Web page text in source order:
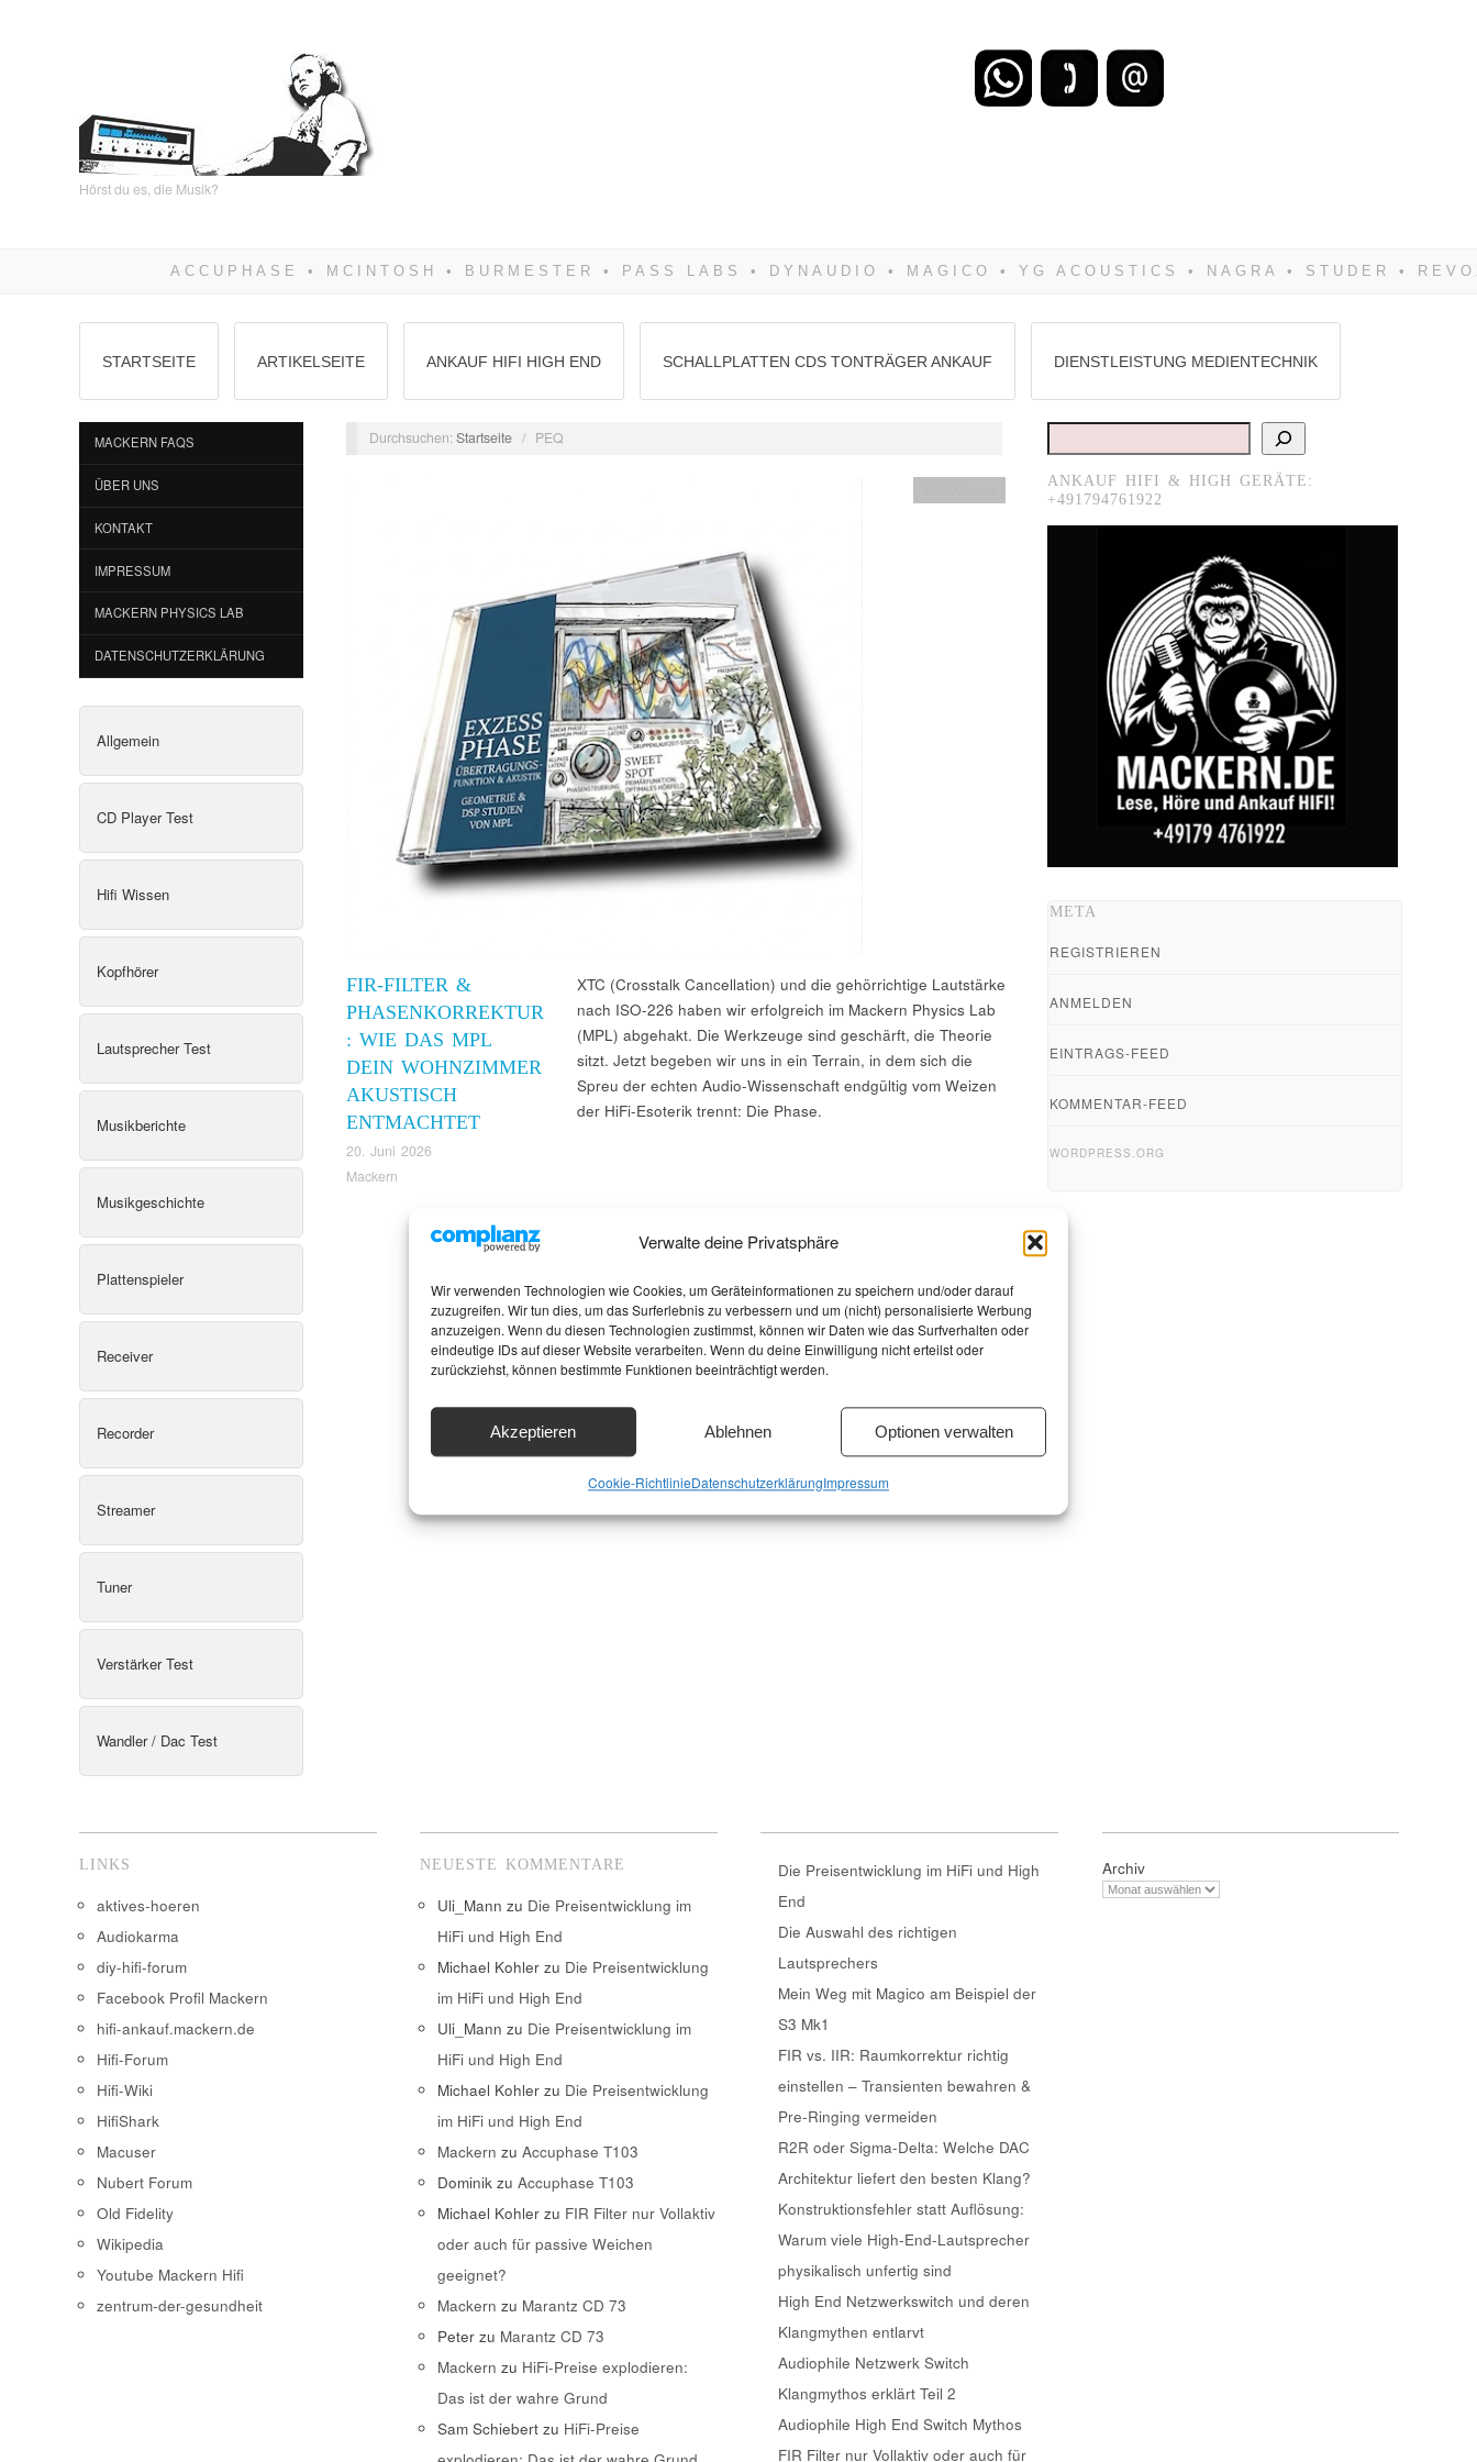
Verwalte deine Privatsphäre
Wir verwenden Technologien wie Cookies, um Geräteinformationen zu speichern und/oder darauf
zuzugreifen. Wir tun dies, um das Surferlebnis zu verbessern und um (nicht) personalisierte Werbung
anzuzeigen. Wenn du diesen Technologien zustimmst, können wir Daten wie das Surfverhalten oder
eindeutige IDs auf dieser Website verarbeiten. Wenn du deine Einwilligung nicht erteilst oder
zurückziehst, können bestimmte Funktionen beeinträchtigt werden.
Akzeptieren Ablehnen Optionen verwalten
Cookie-RichtlinieDatenschutzerklärungImpressum
Hörst du es, die Musik?
STARTSEITE ARTIKELSEITE ANKAUF HIFI HIGH END SCHALLPLATTEN CDS TONTRÄGER ANKAUF DIENSTLEISTUNG MEDIENTECHNIK
MACKERN FAQS
ÜBER UNS
KONTAKT
IMPRESSUM
MACKERN PHYSICS LAB
DATENSCHUTZERKLÄRUNG
Allgemein
CD Player Test
Hifi Wissen
Kopfhörer
Lautsprecher Test
Musikberichte
Musikgeschichte
Plattenspieler
Receiver
Recorder
Streamer
Tuner
Verstärker Test
Wandler / Dac Test
Durchsuchen:Startseite / PEQ
FIR-FILTER &
PHASENKORREKTUR
: WIE DAS MPL
DEIN WOHNZIMMER
AKUSTISCH
ENTMACHTET
20. Juni 2026
Mackern
XTC (Crosstalk Cancellation) und die gehörrichtige Lautstärke
nach ISO-226 haben wir erfolgreich im Mackern Physics Lab
(MPL) abgehakt. Die Werkzeuge sind geschärft, die Theorie
sitzt. Jetzt begeben wir uns in ein Terrain, in dem sich die
Spreu der echten Audio-Wissenschaft endgültig vom Weizen
der HiFi-Esoterik trennt: Die Phase.
Suchen
ANKAUF HIFI & HIGH GERÄTE:
+491794761922
META
REGISTRIEREN
ANMELDEN
EINTRAGS-FEED
KOMMENTAR-FEED
WORDPRESS.ORG
LINKS
aktives-hoeren
Audiokarma
diy-hifi-forum
Facebook Profil Mackern
hifi-ankauf.mackern.de
Hifi-Forum
Hifi-Wiki
HifiShark
Macuser
Nubert Forum
Old Fidelity
Wikipedia
Youtube Mackern Hifi
zentrum-der-gesundheit
NEUESTE KOMMENTARE
Uli_Mann zu Die Preisentwicklung im
HiFi und High End
Michael Kohler zu Die Preisentwicklung
im HiFi und High End
Uli_Mann zu Die Preisentwicklung im
HiFi und High End
Michael Kohler zu Die Preisentwicklung
im HiFi und High End
Mackern zuAccuphase T103
Dominik zuAccuphase T103
Michael Kohler zu FIR Filter nur Vollaktiv
oder auch für passive Weichen
geeignet?
Mackern zu Marantz CD 73
Peter zu Marantz CD 73
Mackern zu HiFi-Preise explodieren:
Das ist der wahre Grund
Sam Schiebert zu HiFi-Preise
Die Preisentwicklung im HiFi und High
End
Die Auswahl des richtigen
Lautsprechers
Mein Weg mit Magico am Beispiel der
S3 Mk1
FIR vs. IIR: Raumkorrektur richtig
einstellen – Transienten bewahren &
Pre-Ringing vermeiden
R2R oder Sigma-Delta: Welche DAC
Architektur liefert den besten Klang?
Konstruktionsfehler statt Auflösung:
Warum viele High-End-Lautsprecher
physikalisch unfertig sind
High End Netzwerkswitch und deren
Klangmythen entlarvt
Audiophile Netzwerk Switch
Klangmythos erklärt Teil 2
Audiophile High End Switch Mythos
FIR Filter nur Vollaktiv oder auch für
Archiv